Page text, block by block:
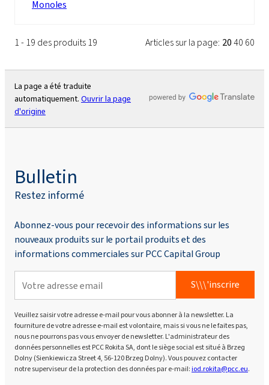
Monoles
1 - 19 des produits 19 Articles sur la page: 2040 60
La page a été traduite
automatiquement. Ouvrir la page
d'origine
Bulletin
Restez informé
Abonnez-vous pour recevoir des informations sur les
nouveaux produits sur le portail produits et des
informations commerciales sur PCC Capital Group
S\\\'inscrire
Veuillez saisir votre adresse e-mail pour vous abonner à la newsletter. La
fourniture de votre adresse e-mail est volontaire, mais si vous ne le faites pas,
nous ne pourrons pas vous envoyer de newsletter. L'administrateur des
données personnelles est PCC Rokita SA, dont le siège social est situé à Brzeg
Dolny (Sienkiewicza Street 4, 56-120 Brzeg Dolny). Vous pouvez contacter
notre superviseur de la protection des données par e-mail:iod.rokita@pcc.eu.